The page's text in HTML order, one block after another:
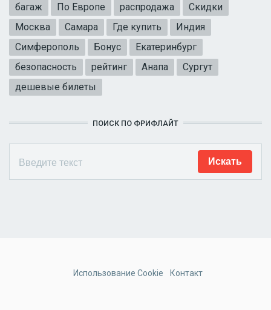
багаж
По Европе распродажа
Скидки
Москва
Самара Где купить
Индия
Симферополь
Бонус
Екатеринбург
безопасность
рейтинг Анапа
Сургут
дешевые билеты
ПОИСК ПО ФРИФЛАЙТ
Использование Cookie Контакт